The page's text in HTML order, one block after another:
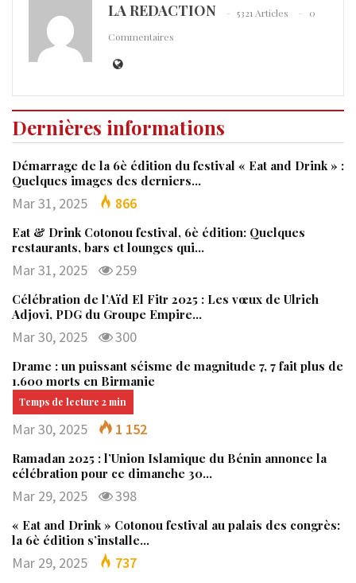
LA REDACTION 5321 Articles
0
Commentaires
Dernières informations
Démarrage de la 6è édition du festival « Eat and Drink » :
Quelques images des derniers…
Mar 31, 2025 866
Eat & Drink Cotonou festival, 6è édition: Quelques
restaurants, bars et lounges qui…
Mar 31, 2025 259
Célébration de l’Aïd El Fitr 2025 : Les vœux de Ulrich
Adjovi, PDG du Groupe Empire…
Mar 30, 2025 300
Drame : un puissant séisme de magnitude 7, 7 fait plus de
1.600 morts en Birmanie
Mar 30, 2025 1 152
Ramadan 2025 : l’Union Islamique du Bénin annonce la
célébration pour ce dimanche 30…
Mar 29, 2025 398
« Eat and Drink » Cotonou festival au palais des congrès:
la 6è édition s’installe…
Mar 29, 2025 737